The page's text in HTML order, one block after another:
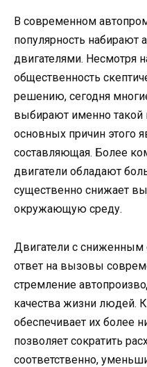
В современном
популярность набирают
двигателями. Несмотря
общественность
решению, сегодня
выбирают именно такой
основных причин этого
составляющая. Более
двигатели обладают
существенно снижает
окружающую среду.
Двигатели с
ответ на вызовы
стремление
качества жизни людей.
обеспечивает их более
позволяет сократить
соответственно,